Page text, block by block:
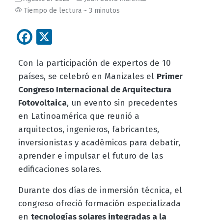
Tiempo de lectura ~ 3 minutos
Facebook
Con la participación de expertos de 10
países, se celebró en Manizales el Primer
Congreso Internacional de Arquitectura
Fotovoltaica, un evento sin precedentes
en Latinoamérica que reunió a
arquitectos, ingenieros, fabricantes,
inversionistas y académicos para debatir,
aprender e impulsar el futuro de las
edificaciones solares.
Durante dos días de inmersión técnica, el
congreso ofreció formación especializada
en tecnologías solares integradas a la